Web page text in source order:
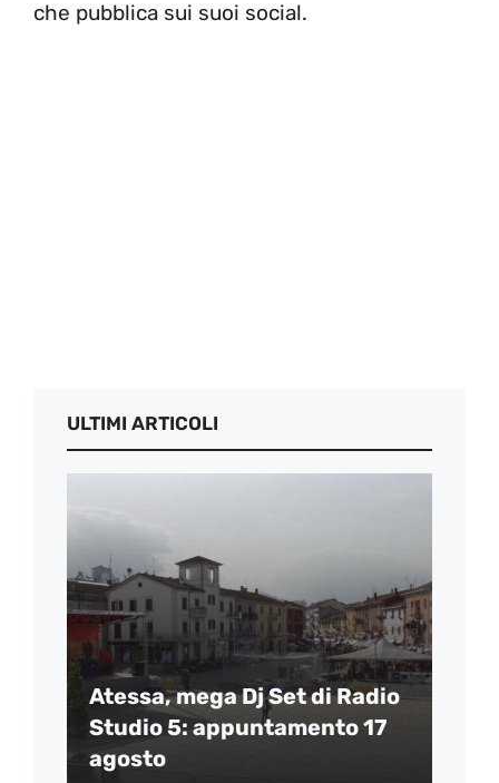
che pubblica sui suoi social.
ULTIMI ARTICOLI
Atessa, mega Dj Set di Radio
Studio 5: appuntamento 17
agosto